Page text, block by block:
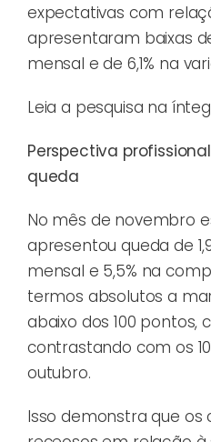
expectativas com
apresentaram baixas
mensal e de 6,1% na
Leia a pesquisa na
Perspectiva
queda
No mês de novembro
apresentou queda de
mensal e 5,5% na
termos absolutos a
abaixo dos 100 pontos,
contrastando com os
outubro.
Isso demonstra que os